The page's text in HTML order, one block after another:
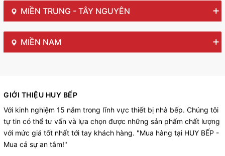
MIỀN TRUNG - TÂY NGUYÊN
MIỀN NAM
GIỚI THIỆU HUY BẾP
Với kinh nghiệm 15 năm trong lĩnh vực thiết bị nhà bếp. Chúng tôi
tự tin có thể tư vấn và lựa chọn được những sản phẩm chất lượng
với mức giá tốt nhất tới tay khách hàng. "Mua hàng tại HUY BẾP -
Mua cả sự an tâm!"